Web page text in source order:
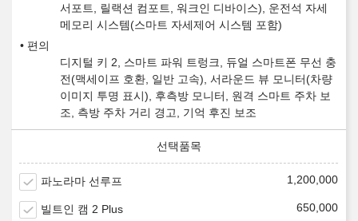
서포트, 릴랙션 컴포트, 워크인 디바이스), 운전석 자세
메모리 시스템(스마트 자세제어 시스템 포함)
편의
디지털 키 2, 스마트 파워 트렁크, 듀얼 스마트폰 무선 충
전(맥세이프 호환, 일반 고속), 서라운드 뷰 모니터(차량
이미지 투명 표시), 후측방 모니터, 원격 스마트 주차 보
조, 측방 주차 거리 경고, 기억 후진 보조
파노라마 선루프 1,200,000
빌트인 캠 2 Plus 650,000